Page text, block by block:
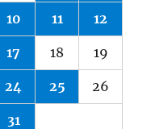
10 11 12
17 18 19
24 25 26
31